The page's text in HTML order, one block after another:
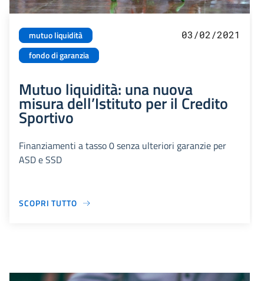
mutuo liquidità
fondo di garanzia
03/02/2021
Mutuo liquidità: una nuova
misura dell’Istituto per il Credito
Sportivo
Finanziamenti a tasso 0 senza ulteriori garanzie per
ASD e SSD
SCOPRI TUTTO